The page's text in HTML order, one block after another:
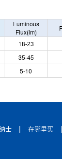
Luminous
Flux(lm)
18-23
35-45
5-10
士 | 在哪里买 |